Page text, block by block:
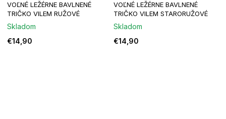
VOĽNÉ LEŽÉRNE BAVLNENÉ
TRIČKO VILEM RUŽOVÉ
Skladom
€14,90
VOĽNÉ LEŽÉRNE BAVLNENÉ
TRIČKO VILEM STARORUŽOVÉ
Skladom
€14,90